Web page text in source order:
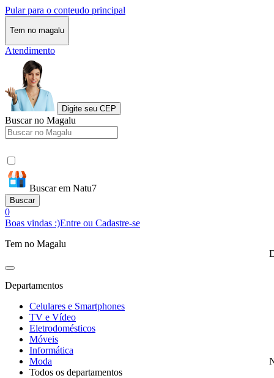
Pular para o conteudo principal
Tem no magalu
Atendimento
Digite seu CEP
Buscar no Magalu
Buscar em Natu7
Buscar
0
Boas vindas :)Entre ou Cadastre-se
Tem no Magalu
Departamentos
Celulares e Smartphones
TV e Vídeo
Eletrodomésticos
Móveis
Informática
Moda
Todos os departamentos